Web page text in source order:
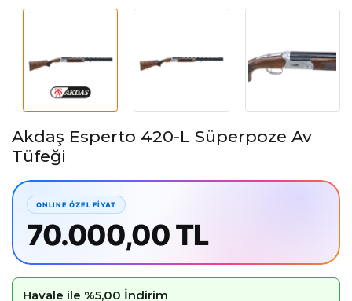
Akdaş Esperto 420-L Süperpoze Av
Tüfeği
70.000,00 TL
Havale ile %5,00 İndirim